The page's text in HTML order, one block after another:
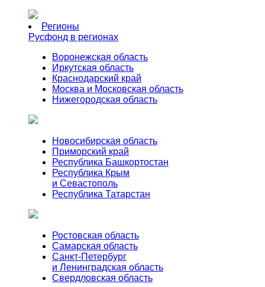
Регионы
Русфонд в регионах
Воронежская область
Иркутская область
Краснодарский край
Москва и Московская область
Нижегородская область
Новосибирская область
Приморский край
Республика Башкортостан
Республика Крым
и Севастополь
Республика Татарстан
Ростовская область
Самарская область
Санкт-Петербург
и Ленинградская область
Свердловская область